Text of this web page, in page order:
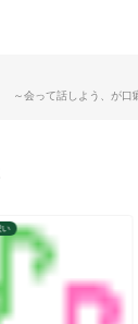
～会って話しよう、が口
日々